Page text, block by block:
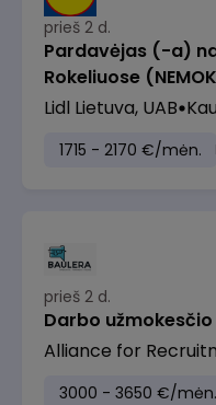
prieš 2 d.
Pardavėjas (-a)
Rokeliuose
Lidl Lietuva, UAB
1715 - 2170 €/mėn.
prieš 2 d.
Darbo
Alliance for
3000 - 3650 €/mėn.